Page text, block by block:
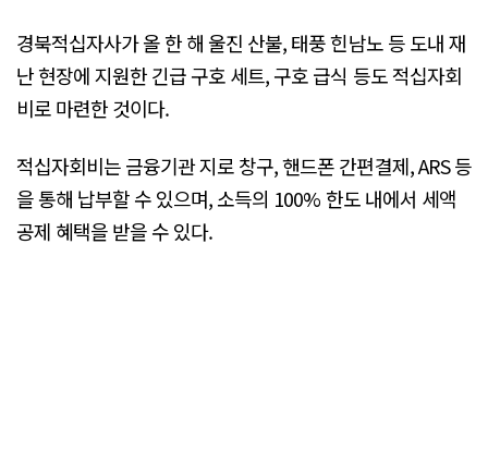
경북적십자사가 올 한 해 울진 산불, 태풍 힌남노 등 도내 재
난 현장에 지원한 긴급 구호 세트, 구호 급식 등도 적십자회
비로 마련한 것이다.
적십자회비는 금융기관 지로 창구, 핸드폰 간편결제, ARS 등
을 통해 납부할 수 있으며, 소득의 100% 한도 내에서 세액
공제 혜택을 받을 수 있다.